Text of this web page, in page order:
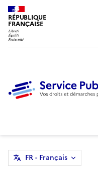
RÉPUBLIQUE
FRANÇAISE
FR - Français